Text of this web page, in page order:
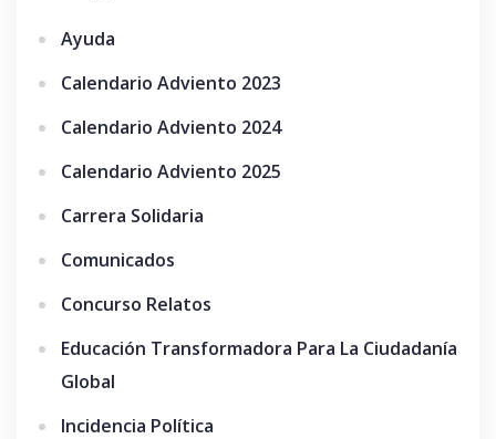
Ayuda
Calendario Adviento 2023
Calendario Adviento 2024
Calendario Adviento 2025
Carrera Solidaria
Comunicados
Concurso Relatos
Educación Transformadora Para La Ciudadanía
Global
Incidencia Política